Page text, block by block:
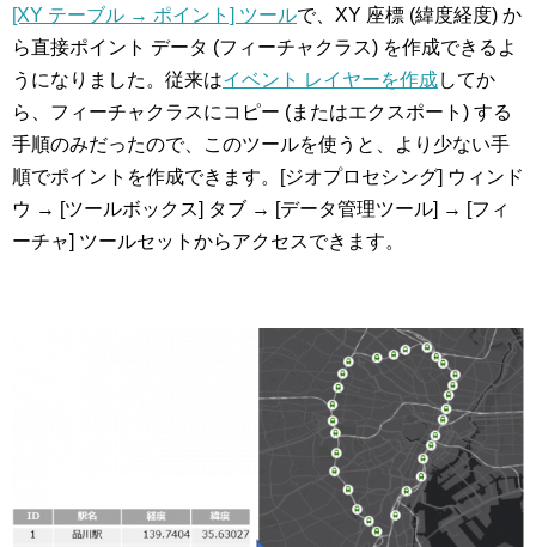
[XY テーブル → ポイント] ツールで、XY 座標 (緯度経度) か
ら直接ポイント データ (フィーチャクラス) を作成できるよ
うになりました。従来はイベント レイヤーを作成してか
ら、フィーチャクラスにコピー (またはエクスポート) する
手順のみだったので、このツールを使うと、より少ない手
順でポイントを作成できます。[ジオプロセシング] ウィンド
ウ → [ツールボックス] タブ → [データ管理ツール] → [フィ
ーチャ] ツールセットからアクセスできます。